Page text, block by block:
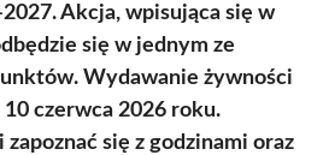
Akcja, wpisująca się w
się w jednym ze
Wydawanie żywności
czerwca 2026 roku.
się z godzinami oraz